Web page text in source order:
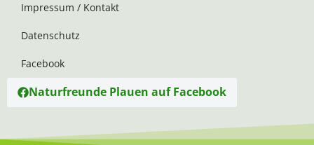
Impressum / Kontakt
Datenschutz
Facebook
Naturfreunde Plauen auf Facebook